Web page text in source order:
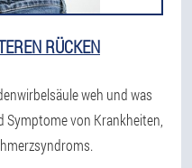
RÜCKEN
weh und was
Symptome von Krankheiten,